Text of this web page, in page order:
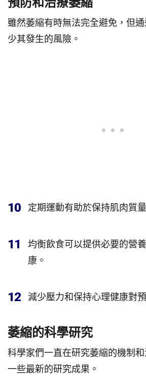
雖然萎縮有時無法完全避免，但
少其發生的風險。
10 定期運動有助於保持肌肉質
11
均衡飲食可以提供必要的營
康。
12 減少壓力和保持心理健康對
萎縮的科學研究
科學家們一直在研究萎縮的機制
一些最新的研究成果。